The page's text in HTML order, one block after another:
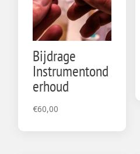
Bijdrage
Instrumentond
erhoud
€60,00